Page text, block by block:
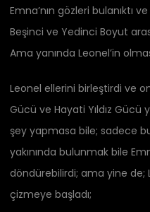
Emna’nın gözleri bulanıktı
Beşinci ve Yedinci Boyut
Ama yanında Leonel’in
Leonel ellerini birleştirdi ve
Gücü ve Hayati Yıldız Gücü
şey yapmasa bile; sadece
yakınında bulunmak bile
döndürebilirdi; ama yine de;
çizmeye başladı;